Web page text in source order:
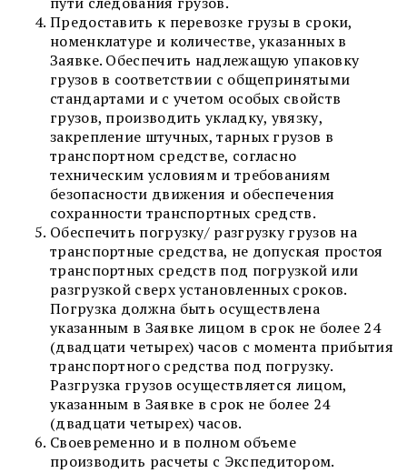
Предоставить к перевозке грузы в сроки,
номенклатуре и количестве, указанных в
Заявке. Обеспечить надлежащую упаковку
грузов в соответствии с общепринятыми
стандартами и с учетом особых свойств
грузов, производить укладку, увязку,
закрепление штучных, тарных грузов в
транспортном средстве, согласно
техническим условиям и требованиям
безопасности движения и обеспечения
сохранности транспортных средств.
Обеспечить погрузку/ разгрузку грузов на
транспортные средства, не допуская простоя
транспортных средств под погрузкой или
разгрузкой сверх установленных сроков.
Погрузка должна быть осуществлена
указанным в Заявке лицом в срок не более 24
(двадцати четырех) часов с момента прибытия
транспортного средства под погрузку.
Разгрузка грузов осуществляется лицом,
указанным в Заявке в срок не более 24
(двадцати четырех) часов.
Своевременно и в полном объеме
производить расчеты с Экспедитором.